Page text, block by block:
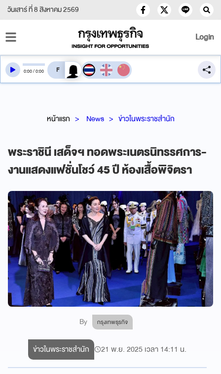
วันเสาร์ ที่ 8 สิงหาคม 2569
Login
หน้าแรก News ข่าวในพระราชสำนัก
พระราชินี เสด็จฯ ทอดพระเนตรนิทรรศการ-
งานแสดงแฟชั่นโชว์ 45 ปี ห้องเสื้อพิจิตรา
By กรุงเทพธุรกิจ
0:00/0:00 สลับเสียงอ่าน
ข่าวในพระราชสำนัก 21 พ.ย. 2025 เวลา 14:11 น.